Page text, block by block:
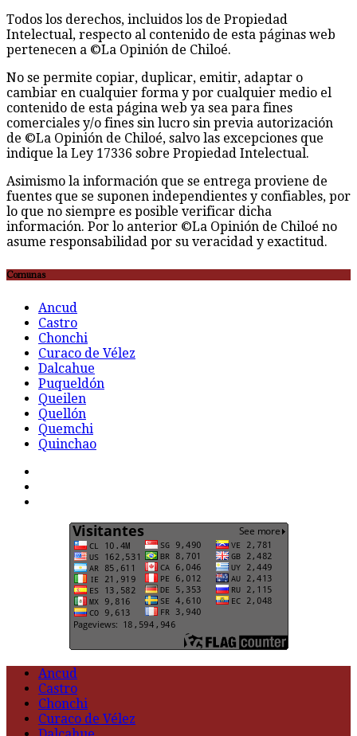
Todos los derechos, incluidos los de Propiedad
Intelectual, respecto al contenido de esta páginas web
pertenecen a ©La Opinión de Chiloé.
No se permite copiar, duplicar, emitir, adaptar o
cambiar en cualquier forma y por cualquier medio el
contenido de esta página web ya sea para fines
comerciales y/o fines sin lucro sin previa autorización
de ©La Opinión de Chiloé, salvo las excepciones que
indique la Ley 17336 sobre Propiedad Intelectual.
Asimismo la información que se entrega proviene de
fuentes que se suponen independientes y confiables, por
lo que no siempre es posible verificar dicha
información. Por lo anterior ©La Opinión de Chiloé no
asume responsabilidad por su veracidad y exactitud.
Comunas
Ancud
Castro
Chonchi
Curaco de Vélez
Dalcahue
Puqueldón
Queilen
Quellón
Quemchi
Quinchao
Ancud
Castro
Chonchi
Curaco de Vélez